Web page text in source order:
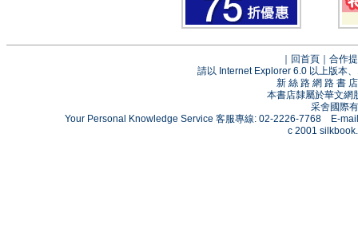
回首頁
合作
請以 Internet Explorer 6.0 以上版本
新 絲 路 網 路 書
本書店隸屬於華文網
采舍國際
Your Personal Knowledge Service 客服專線: 02-2226-7768 E-
c 2001